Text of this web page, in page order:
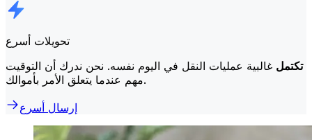
تحويلات أسرع
تكتمل غالبية عمليات النقل في اليوم نفسه. نحن ندرك أن التوقيت
مهم عندما يتعلق الأمر بأموالك.
إرسال أسرع